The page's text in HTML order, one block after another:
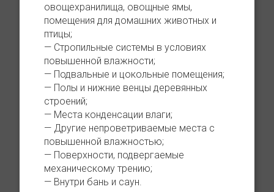
овощехранилища, овощные ямы,
помещения для домашних животных и
птицы;
Стропильные системы в условиях
повышенной влажности;
Подвальные и цокольные помещения;
Полы и нижние венцы деревянных
строений;
Места конденсации влаги;
Другие непроветриваемые места с
повышенной влажностью;
Поверхности, подвергаемые
механическому трению;
Внутри бань и саун.